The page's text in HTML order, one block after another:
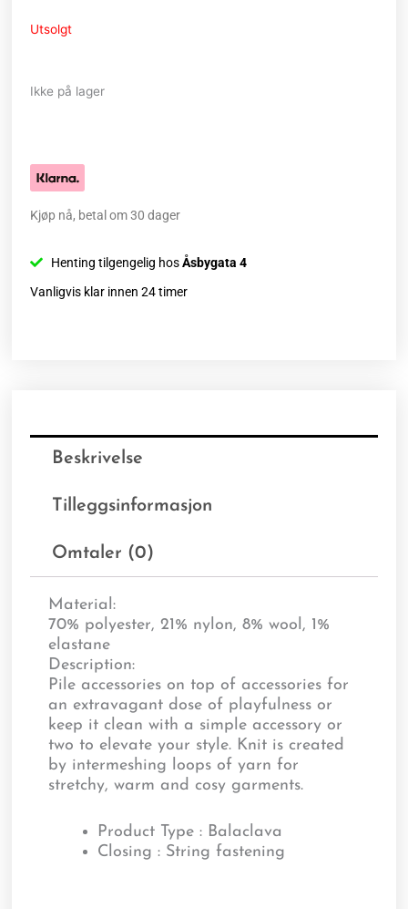
Utsolgt
Ikke på lager
Kjøp nå, betal om 30 dager
Henting tilgengelig hosÅsbygata 4
Vanligvis klar innen 24 timer
Beskrivelse
Tilleggsinformasjon
Omtaler (0)
Material:
70% polyester, 21% nylon, 8% wool, 1%
elastane
Description:
Pile accessories on top of accessories for
an extravagant dose of playfulness or
keep it clean with a simple accessory or
two to elevate your style. Knit is created
by intermeshing loops of yarn for
stretchy, warm and cosy garments.
Product Type : Balaclava
Closing : String fastening